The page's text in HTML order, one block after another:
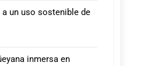
un uso sostenible de
inmersa en